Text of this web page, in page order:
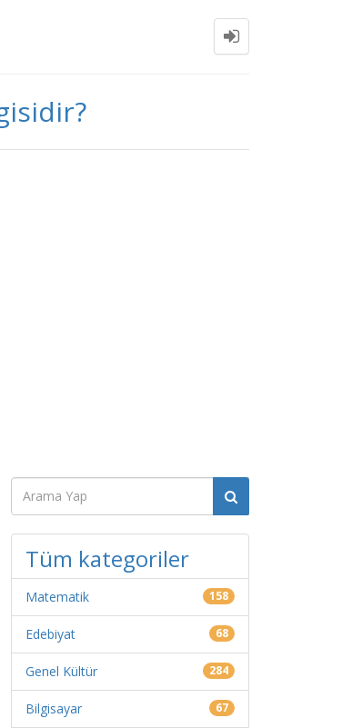
Tüm kategoriler
Matematik 158
Edebiyat 68
Genel Kültür 284
Bilgisayar 67